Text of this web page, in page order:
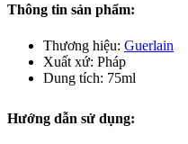
Thông tin sản phẩm:
Thương hiệu: Guerlain
Xuất xứ: Pháp
Dung tích: 75ml
Hướng dẫn sử dụng: